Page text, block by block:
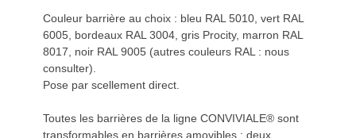
Couleur barrière au choix : bleu RAL 5010, vert RAL
6005, bordeaux RAL 3004, gris Procity, marron RAL
8017, noir RAL 9005 (autres couleurs RAL : nous
consulter).
Pose par scellement direct.
Toutes les barrières de la ligne CONVIVIALE® sont
transformables en barrières amovibles : deux